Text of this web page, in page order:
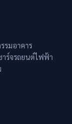
รมอาคาร
าร์จรถยนต์ไฟฟ้า